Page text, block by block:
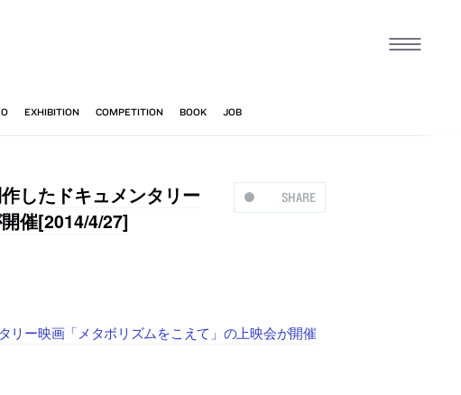
SHARE
したドキュメンタリー
催[2014/4/27]
リー映画「メタボリズムをこえて」の上映会が開催